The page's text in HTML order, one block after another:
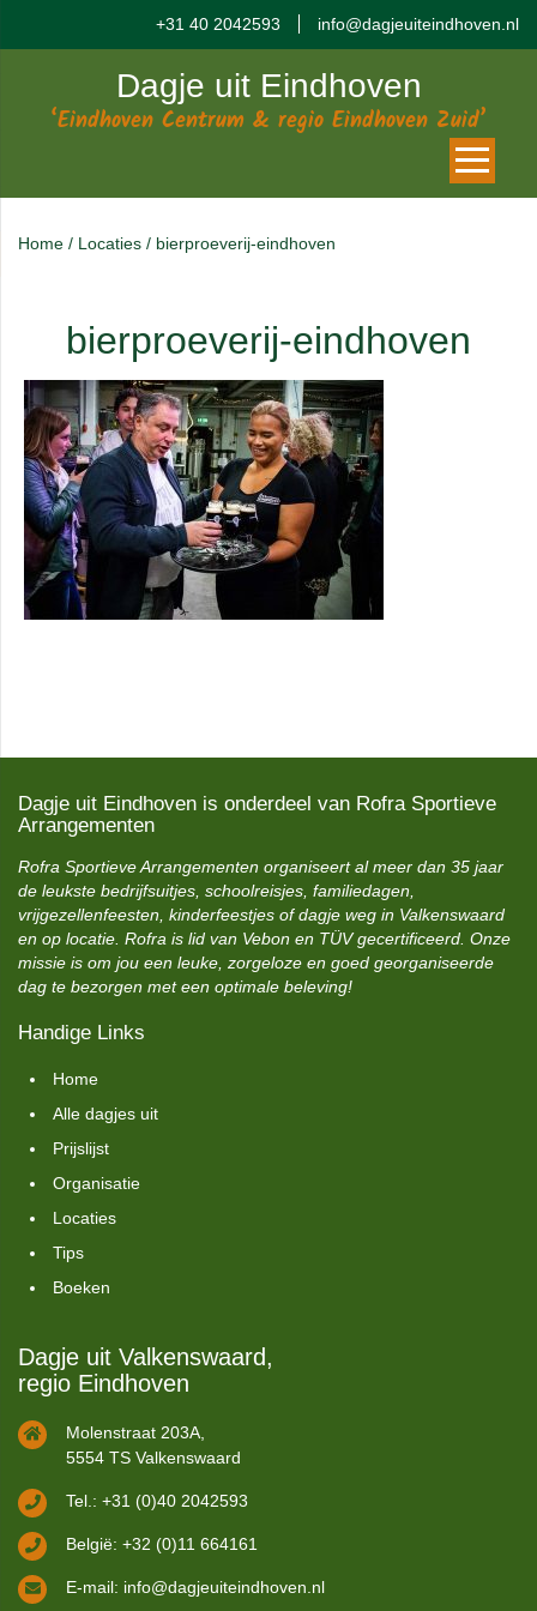
+31 40 2042593 info@dagjeuiteindhoven.nl
Dagje uit Eindhoven
‘Eindhoven Centrum & regio Eindhoven Zuid’
Home / Locaties / bierproeverij-eindhoven
bierproeverij-eindhoven
Dagje uit Eindhoven is onderdeel van Rofra Sportieve
Arrangementen
Rofra Sportieve Arrangementen organiseert al meer dan 35 jaar
de leukste bedrijfsuitjes, schoolreisjes, familiedagen,
vrijgezellenfeesten, kinderfeestjes of dagje weg in Valkenswaard
en op locatie. Rofra is lid van Vebon en TÜV gecertificeerd. Onze
missie is om jou een leuke, zorgeloze en goed georganiseerde
dag te bezorgen met een optimale beleving!
Handige Links
Home
Alle dagjes uit
Prijslijst
Organisatie
Locaties
Tips
Boeken
Dagje uit Valkenswaard,
regio Eindhoven
Molenstraat 203A,
5554 TS Valkenswaard
Tel.: +31 (0)40 2042593
België: +32 (0)11 664161
E-mail: info@dagjeuiteindhoven.nl